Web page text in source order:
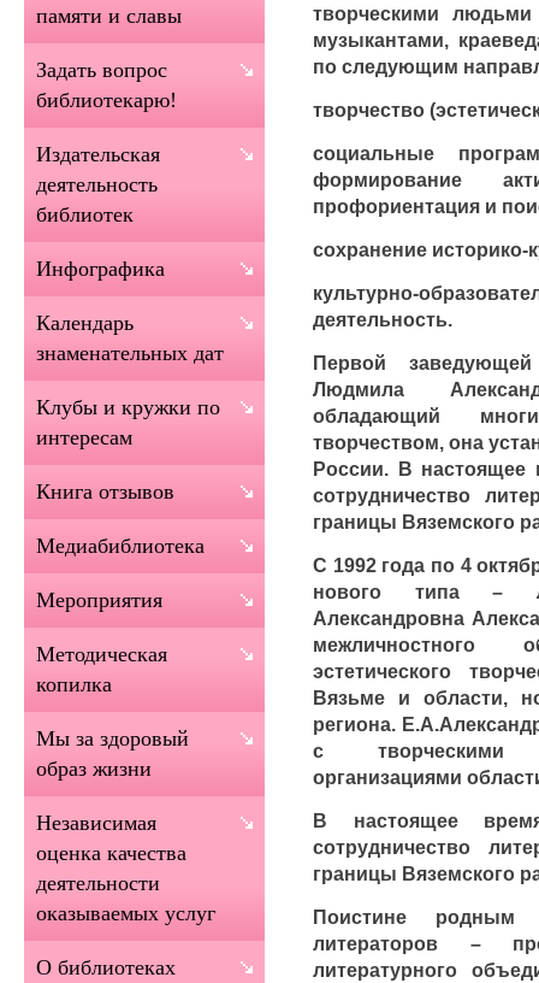
творческими
музыкантами,
по следующим
творчество
социальные
формирование
профориентация и
сохранение историко-
культурно-
деятельность.
Первой
Людмила
обладающий
творчеством, она
России. В настоящее
сотрудничество
границы Вяземского
С 1992 года по 4
нового типа –
Александровна
межличностного
эстетического
Вязьме и области,
региона.
с творческими
организациями
В настоящее
сотрудничество
границы Вяземского
Поистине родным
литераторов –
литературного
памяти и славы
Задать вопрос
библиотекарю!
Издательская
деятельность
библиотек
Инфографика
Календарь
знаменательных дат
Клубы и кружки по
интересам
Книга отзывов
Медиабиблиотека
Мероприятия
Методическая
копилка
Мы за здоровый
образ жизни
Независимая
оценка качества
деятельности
оказываемых услуг
О библиотеках